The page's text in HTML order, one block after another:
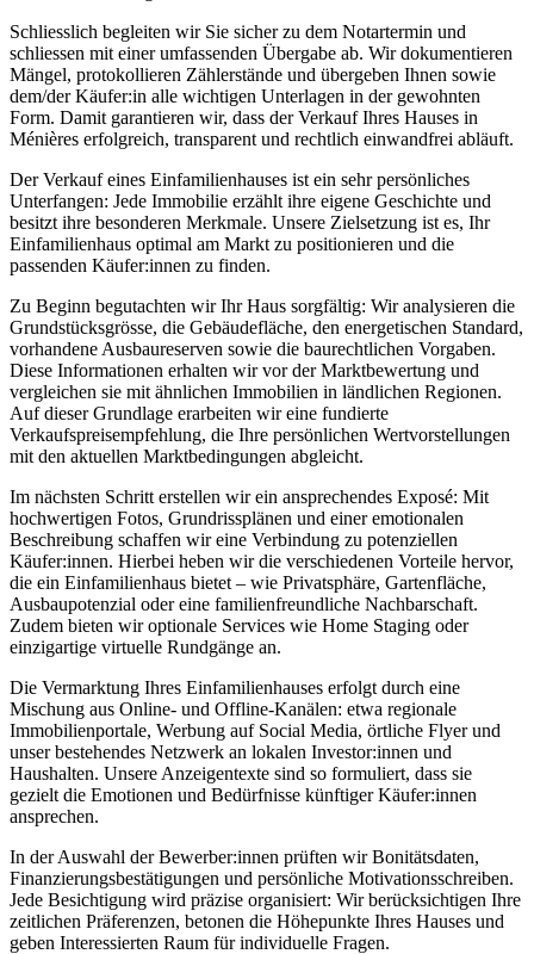
Schliesslich begleiten wir Sie sicher zu dem Notartermin und
schliessen mit einer umfassenden Übergabe ab. Wir dokumentieren
Mängel, protokollieren Zählerstände und übergeben Ihnen sowie
dem/der Käufer:in alle wichtigen Unterlagen in der gewohnten
Form. Damit garantieren wir, dass der Verkauf Ihres Hauses in
Ménières erfolgreich, transparent und rechtlich einwandfrei abläuft.
Der Verkauf eines Einfamilienhauses ist ein sehr persönliches
Unterfangen: Jede Immobilie erzählt ihre eigene Geschichte und
besitzt ihre besonderen Merkmale. Unsere Zielsetzung ist es, Ihr
Einfamilienhaus optimal am Markt zu positionieren und die
passenden Käufer:innen zu finden.
Zu Beginn begutachten wir Ihr Haus sorgfältig: Wir analysieren die
Grundstücksgrösse, die Gebäudefläche, den energetischen Standard,
vorhandene Ausbaureserven sowie die baurechtlichen Vorgaben.
Diese Informationen erhalten wir vor der Marktbewertung und
vergleichen sie mit ähnlichen Immobilien in ländlichen Regionen.
Auf dieser Grundlage erarbeiten wir eine fundierte
Verkaufspreisempfehlung, die Ihre persönlichen Wertvorstellungen
mit den aktuellen Marktbedingungen abgleicht.
Im nächsten Schritt erstellen wir ein ansprechendes Exposé: Mit
hochwertigen Fotos, Grundrissplänen und einer emotionalen
Beschreibung schaffen wir eine Verbindung zu potenziellen
Käufer:innen. Hierbei heben wir die verschiedenen Vorteile hervor,
die ein Einfamilienhaus bietet – wie Privatsphäre, Gartenfläche,
Ausbaupotenzial oder eine familienfreundliche Nachbarschaft.
Zudem bieten wir optionale Services wie Home Staging oder
einzigartige virtuelle Rundgänge an.
Die Vermarktung Ihres Einfamilienhauses erfolgt durch eine
Mischung aus Online- und Offline-Kanälen: etwa regionale
Immobilienportale, Werbung auf Social Media, örtliche Flyer und
unser bestehendes Netzwerk an lokalen Investor:innen und
Haushalten. Unsere Anzeigentexte sind so formuliert, dass sie
gezielt die Emotionen und Bedürfnisse künftiger Käufer:innen
ansprechen.
In der Auswahl der Bewerber:innen prüften wir Bonitätsdaten,
Finanzierungsbestätigungen und persönliche Motivationsschreiben.
Jede Besichtigung wird präzise organisiert: Wir berücksichtigen Ihre
zeitlichen Präferenzen, betonen die Höhepunkte Ihres Hauses und
geben Interessierten Raum für individuelle Fragen.